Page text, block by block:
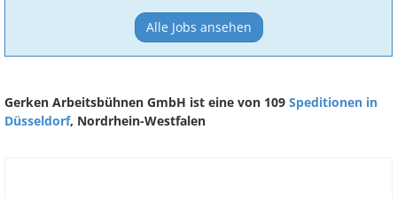
Alle Jobs ansehen
Gerken Arbeitsbühnen GmbH ist eine von 109 Speditionen in
Düsseldorf, Nordrhein-Westfalen